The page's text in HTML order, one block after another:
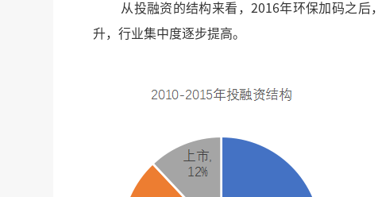
从投融资的结构来看，2016年环保加码之后
升，行业集中度逐步提高。